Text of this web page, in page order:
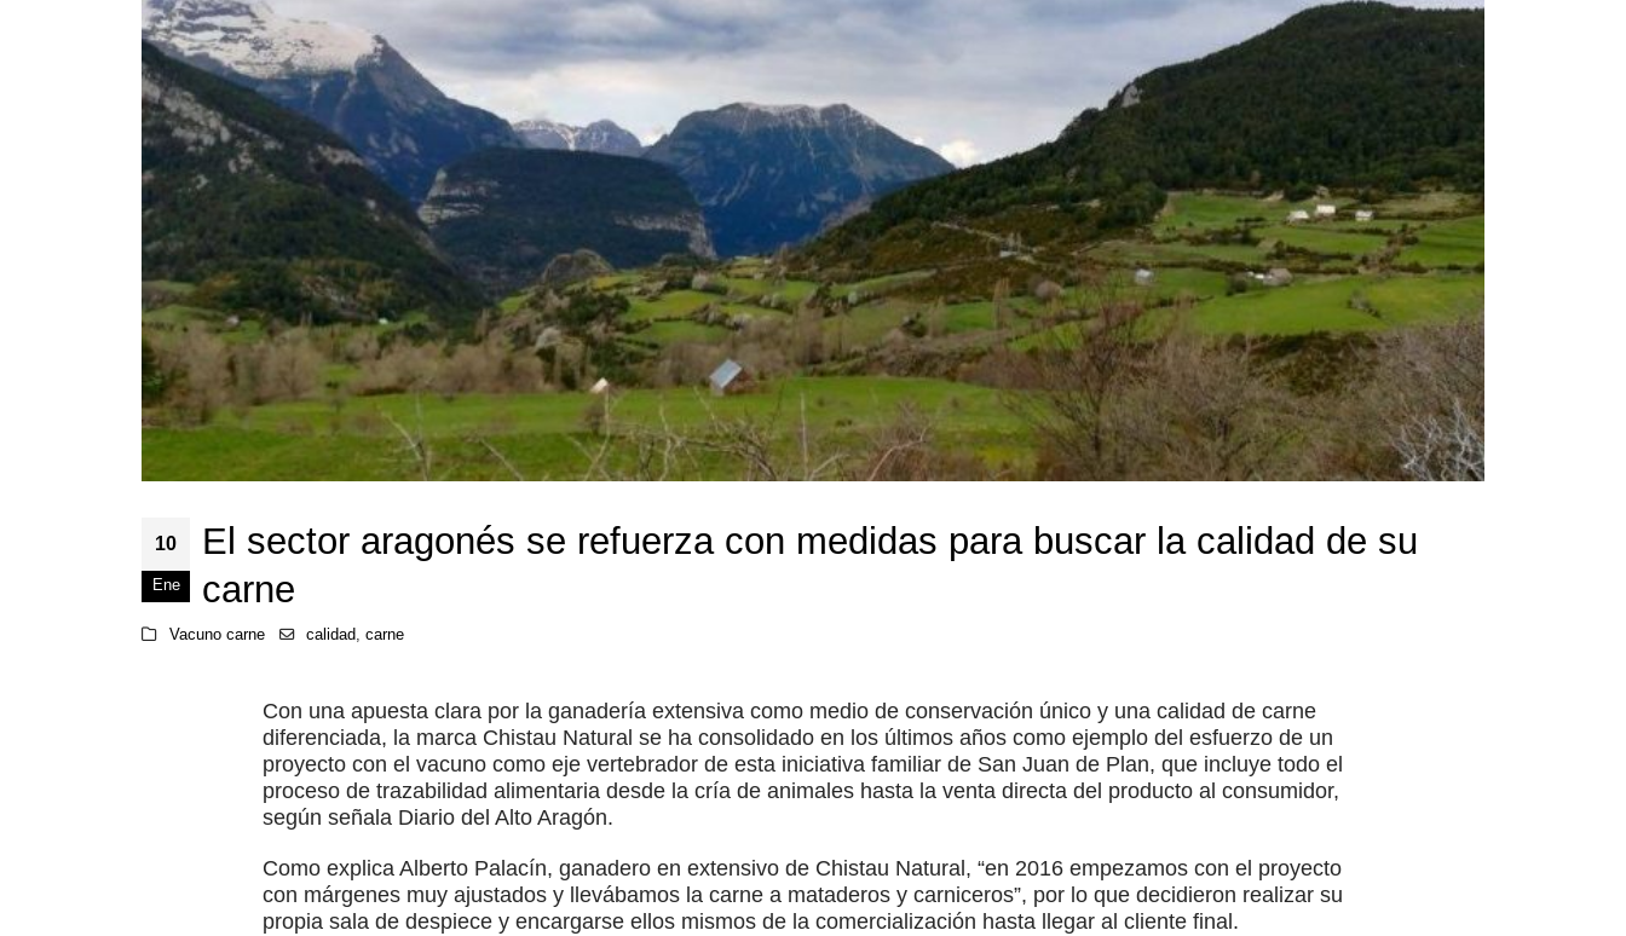
10
Ene
El sector aragonés se refuerza con medidas para buscar la calidad de su
carne
Vacuno carne calidad,carne
Con una apuesta clara por la ganadería extensiva como medio de conservación único y una calidad de carne
diferenciada, la marca Chistau Natural se ha consolidado en los últimos años como ejemplo del esfuerzo de un
proyecto con el vacuno como eje vertebrador de esta iniciativa familiar de San Juan de Plan, que incluye todo el
proceso de trazabilidad alimentaria desde la cría de animales hasta la venta directa del producto al consumidor,
según señala Diario del Alto Aragón.
Como explica Alberto Palacín, ganadero en extensivo de Chistau Natural, “en 2016 empezamos con el proyecto
con márgenes muy ajustados y llevábamos la carne a mataderos y carniceros”, por lo que decidieron realizar su
propia sala de despiece y encargarse ellos mismos de la comercialización hasta llegar al cliente final.